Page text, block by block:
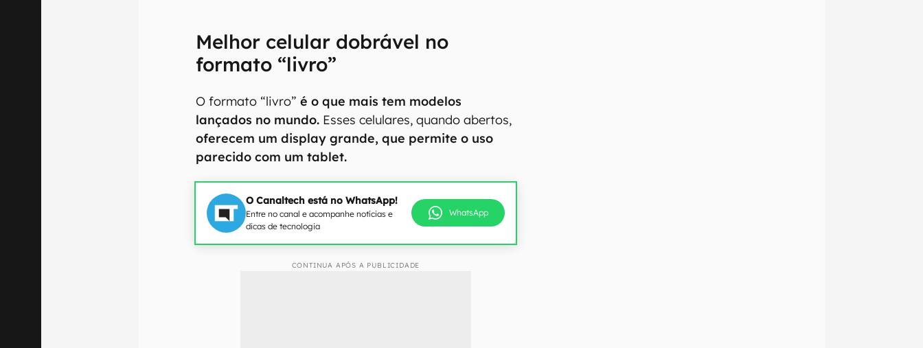
Melhor celular dobrável no
formato “livro”
O formato “livro” é o que mais tem modelos
lançados no mundo. Esses celulares, quando abertos,
oferecem um display grande, que permite o uso
parecido com um tablet.
O Canaltech está no WhatsApp!
Entre no canal e acompanhe notícias e
dicas de tecnologia
WhatsApp
CONTINUA APÓS A PUBLICIDADE